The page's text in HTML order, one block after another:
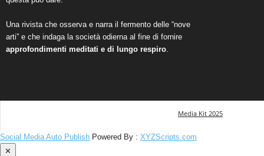
Una rivista che osserva e narra il fermento delle “nove
arti” e che indaga la società odierna al fine di fornire
approfondimenti meditati e di lungo respiro
Media Kit 2025
Social Media Auto Publish Powered By : XYZScripts.com
✕